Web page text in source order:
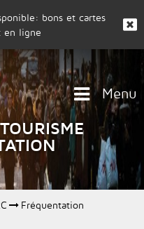
bons et cartes
en ligne
Menu
Fréquentation